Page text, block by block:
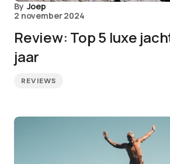
By Joep
2 november 2024
Review: Top 5 luxe
jaar
REVIEWS